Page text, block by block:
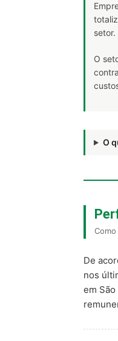
setor.
O
O
De
nos
em São